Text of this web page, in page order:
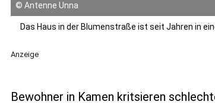
© Antenne Unna
Das Haus in der Blumenstraße ist seit Jahren in
Anzeige
Bewohner in Kamen kritsieren